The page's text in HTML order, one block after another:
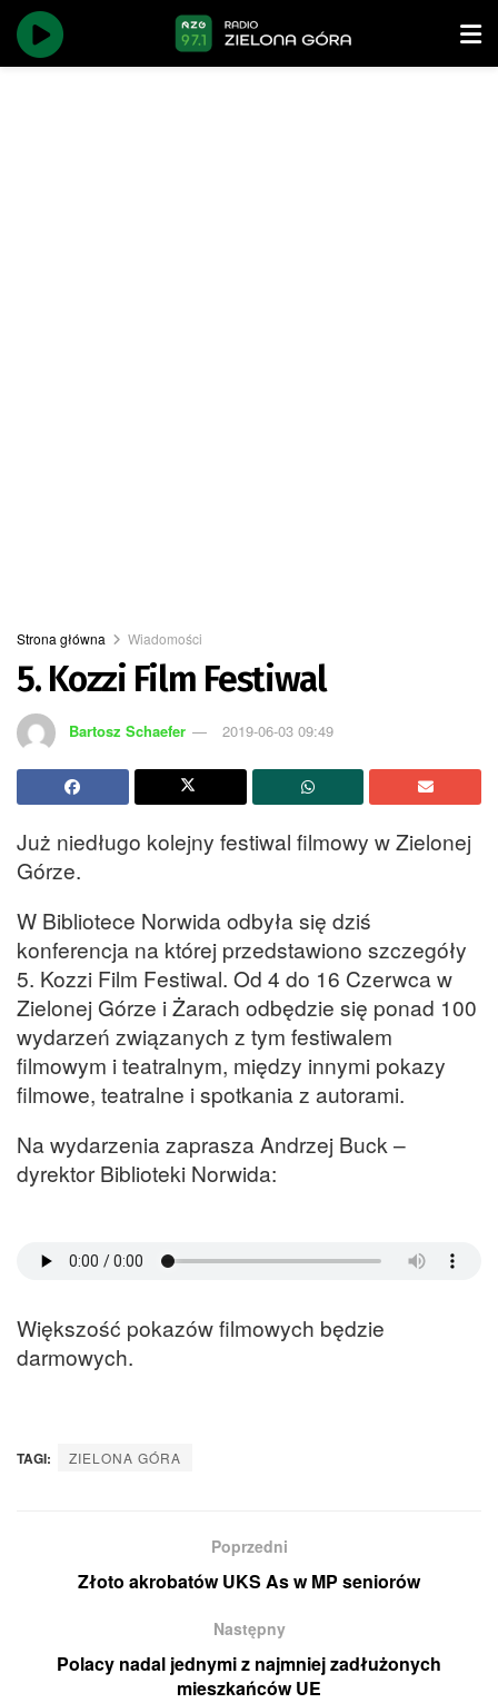
Strona główna Wiadomości
5. Kozzi Film Festiwal
Bartosz Schaefer 2019-06-03 09:49
Już niedługo kolejny festiwal filmowy w Zielonej
Górze.
W Bibliotece Norwida odbyła się dziś
konferencja na której przedstawiono szczegóły
5. Kozzi Film Festiwal. Od 4 do 16 Czerwca w
Zielonej Górze i Żarach odbędzie się ponad 100
wydarzeń związanych z tym festiwalem
filmowym i teatralnym, między innymi pokazy
filmowe, teatralne i spotkania z autorami.
Na wydarzenia zaprasza Andrzej Buck –
dyrektor Biblioteki Norwida:
Większość pokazów filmowych będzie
darmowych.
TAGI: ZIELONA GÓRA
Poprzedni
Złoto akrobatów UKS As w MP seniorów
Następny
Polacy nadal jednymi z najmniej zadłużonych
mieszkańców UE